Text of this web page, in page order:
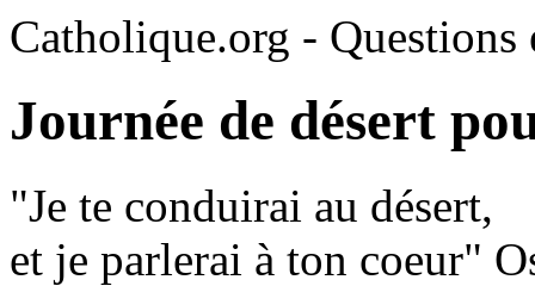
Catholique.org - Questions
Journée de désert
"Je te conduirai au désert,
et je parlerai à ton coeur"